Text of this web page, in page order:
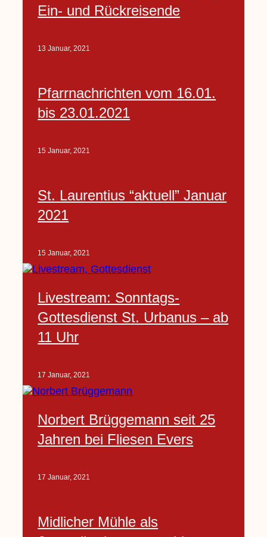
Ein- und Rückreisende
13 Januar, 2021
Pfarrnachrichten vom 16.01.
bis 23.01.2021
15 Januar, 2021
St. Laurentius “aktuell” Januar
2021
15 Januar, 2021
Livestream: Sonntags-
Gottesdienst St. Urbanus – ab
11 Uhr
17 Januar, 2021
Norbert Brüggemann seit 25
Jahren bei Fliesen Evers
17 Januar, 2021
Midlicher Mühle als